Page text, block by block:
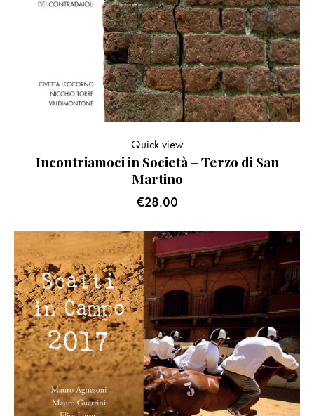
Incontriamoci in Società – Terzo di San
Martino
€28.00
Quick view